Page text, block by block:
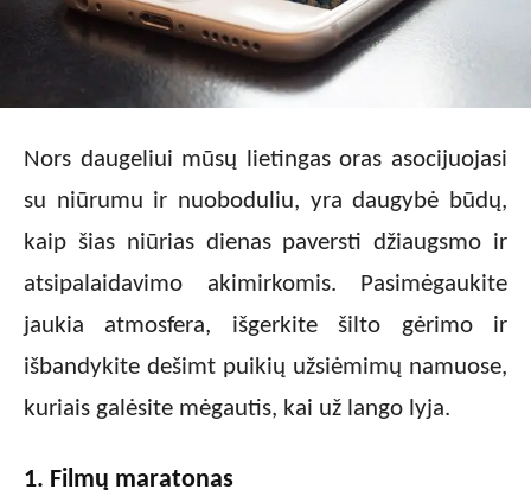
Nors daugeliui mūsų lietingas oras asocijuojasi
su niūrumu ir nuoboduliu, yra daugybė būdų,
kaip šias niūrias dienas paversti džiaugsmo ir
atsipalaidavimo akimirkomis. Pasimėgaukite
jaukia atmosfera, išgerkite šilto gėrimo ir
išbandykite dešimt puikių užsiėmimų namuose,
kuriais galėsite mėgautis, kai už lango lyja.
1. Filmų maratonas